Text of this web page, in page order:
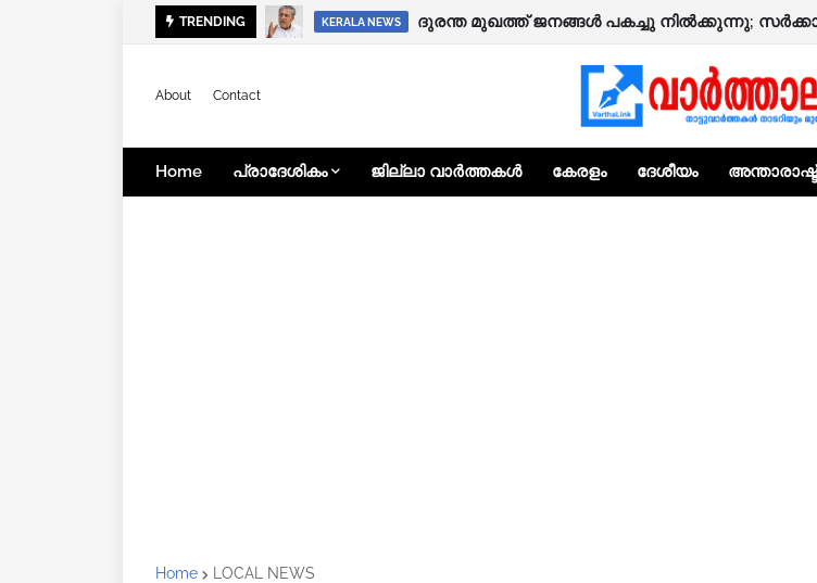
TRENDING KERALA NEWS ദുരന്ത മുഖത്ത് ജനങ്ങൾ പകച്ചു നിൽക്കുന്നു;
OBITUARY കാക്കൂര്‍ കാക്കൂപ്പറമ്പത്ത് മുഹമ്മദ് ഹാജി
About Contact
Home പ്രാദേശികം ജില്ലാ വാർത്തകൾ കേരളം ദേശീയം
Home LOCAL NEWS